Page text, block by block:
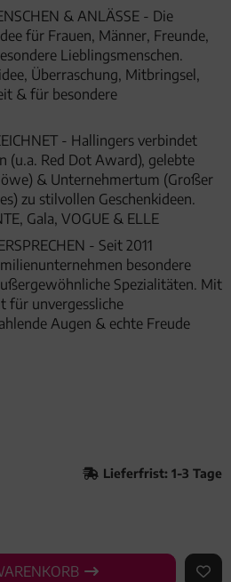
& ANLÄSSE - Die
für Frauen, Männer, Freunde,
Lieblingsmenschen.
Überraschung, Mitbringsel,
& für besondere
- Hallingers verbindet
(u.a. Red Dot Award), gelebte
& Unternehmertum (Großer
zu stilvollen Geschenkideen.
Gala, VOGUE & ELLE
- Seit 2011
besondere
Spezialitäten. Mit
für unvergessliche
Augen & echte Freude
Lieferfrist: 1-3 Tage
AUF